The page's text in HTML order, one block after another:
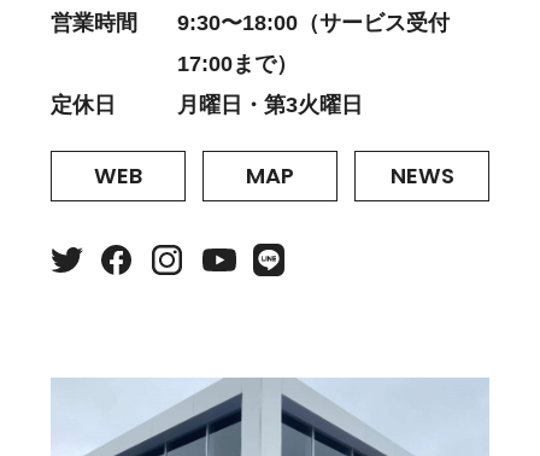
営業時間
9:30〜18:00（サービス受付
17:00まで）
定休日
月曜日・第3火曜日
WEB MAP NEWS